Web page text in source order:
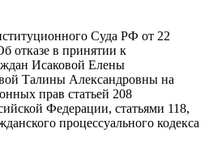
Суда РФ от 22
отказе в принятии к
Исаковой Елены
Талины Александровны на
прав статьей 208
Федерации, статьями 118,
процессуального кодекса